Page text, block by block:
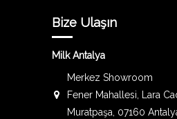
Bize Ulaşın
Milk Antalya
Merkez Showroom
Fener Mahallesi, Lara
Muratpaşa, 07160